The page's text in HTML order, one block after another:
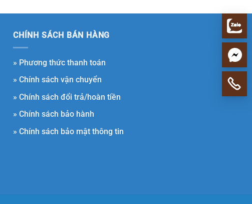
CHÍNH SÁCH BÁN HÀNG
» Phương thức thanh toán
» Chính sách vận chuyển
» Chính sách đổi trả/hoàn tiền
» Chính sách bảo hành
» Chính sách bảo mật thông tin